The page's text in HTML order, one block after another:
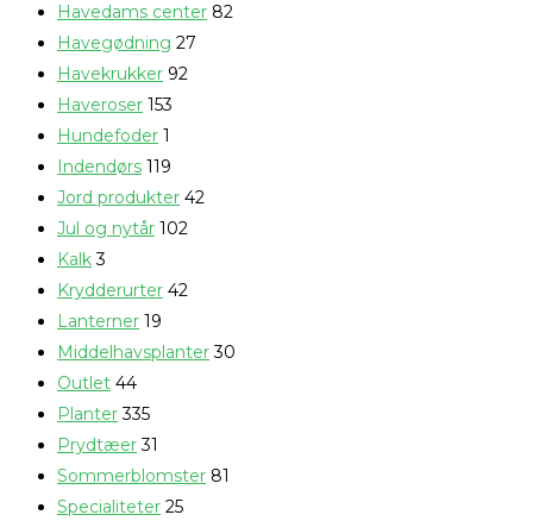
Havedams center 82
Havegødning 27
Havekrukker 92
Haveroser 153
Hundefoder 1
Indendørs 119
Jord produkter 42
Jul og nytår 102
Kalk 3
Krydderurter 42
Lanterner 19
Middelhavsplanter 30
Outlet 44
Planter 335
Prydtæer 31
Sommerblomster 81
Specialiteter 25